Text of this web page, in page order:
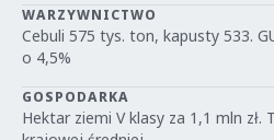
WARZYWNICTWO
Cebuli 575 tys. ton, kapusty 533.
o 4,5%
GOSPODARKA
Hektar ziemi V klasy za 1,1 mln